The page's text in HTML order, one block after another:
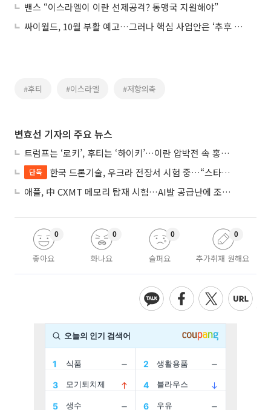
밴스 “이스라엘이 이란 선제공격? 동맹국 지원해야”
싸이월드, 10월 부활 예고…그러나 핵심 사업안은 ‘추후 공개’
#후티 #이스라엘 #저항의축
변효선 기자의 주요 뉴스
트럼프는 ‘로키’, 후티는 ‘하이키’…이란 압박전 속 홍해·예멘 전선 격화
단독
한국 드론기술, 우크라 전장서 시험 중…“스타트업 여러 곳 참여”
애플, 中 CXMT 메모리 탑재 시험…AI발 공급난에 조달처 다변화
좋아요
0
화나요
0
슬퍼요
0
추가취재 원해요
0